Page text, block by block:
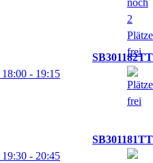
SB301182TT
18:00 - 19:15
SB301181TT
19:30 - 20:45